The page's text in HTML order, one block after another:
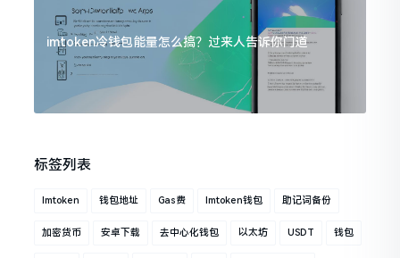
imtoken冷钱包能量怎么搞？过来人告诉你门道
标签列表
Imtoken 钱包地址 Gas费 Imtoken钱包 助记词备份
加密货币 安卓下载 去中心化钱包 以太坊 USDT 钱包